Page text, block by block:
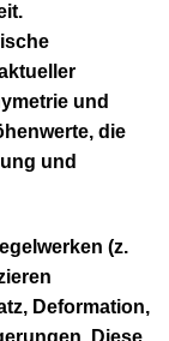
und
die
und
(z.
Deformation,
Diese